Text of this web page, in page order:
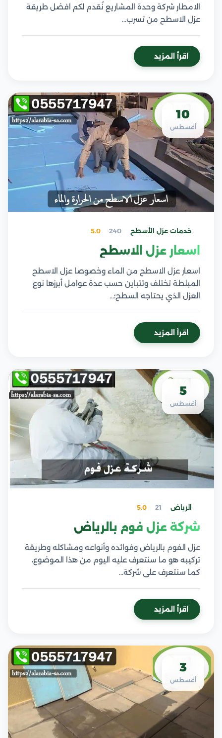
الامطار شركة وحدة المشاريع نُقدم لكم افضل طريقة
عزل الاسطح من تسرب…
اقرأ المزيد
10
أغسطس
خدمات عزل الأسطح 240
5.0
اسعار عزل الاسطح
اسعار عزل الاسطح من الماء وخصوصا عزل الاسطح
المبلطة تختلف وتتباين حسب عدة عوامل أبرزها نوع
العزل الذي يحتاجه السطح؛…
اقرأ المزيد
5
أغسطس
الرياض 21
5.0
شركة عزل فوم بالرياض
عزل الفوم بالرياض وفوائده وأنواعه ومشاكله وطريقة
تركيبه هو ما سنتعرف عليه اليوم من هذا الموضوع،
كما سنتعرف على شركة…
اقرأ المزيد
3
أغسطس